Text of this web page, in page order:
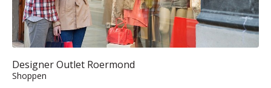
Designer Outlet Roermond
Shoppen